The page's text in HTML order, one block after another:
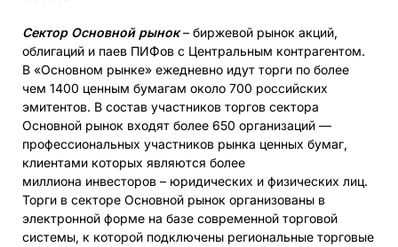
Сектор Основной рынок– биржевой рынок акций,
облигаций и паев ПИФов с Центральным контрагентом.
В «Основном рынке» ежедневно идут торги по более
чем 1400 ценным бумагам около 700 российских
эмитентов. В состав участников торгов сектора
Основной рынок входят более 650 организаций —
профессиональных участников рынка ценных бумаг,
клиентами которых являются более
миллиона инвесторов – юридических и физических лиц.
Торги в секторе Основной рынок организованы в
электронной форме на базе современной торговой
системы, к которой подключены региональные торговые